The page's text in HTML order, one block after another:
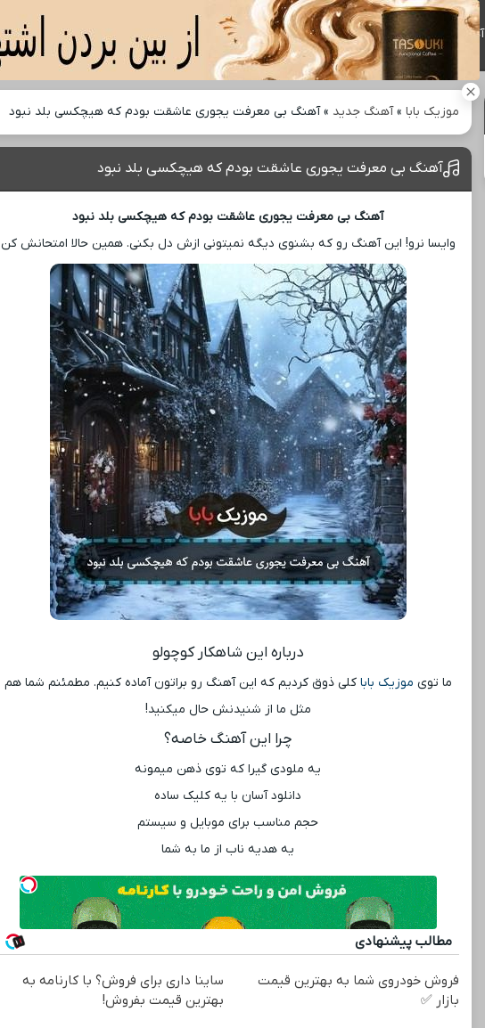
آهنگ های جدید
موزیک بابا »آهنگ جدید »آهنگ بی معرفت یجوری عاشقت بودم که هیچکسی بلد نبود
آهنگ بی معرفت یجوری عاشقت بودم که هیچکسی بلد نبود
آهنگ بی معرفت یجوری عاشقت بودم که هیچکسی بلد نبود
وایسا نرو! این آهنگ رو که بشنوی دیگه نمیتونی ازش دل بکنی. همین حالا امتحانش کن
درباره این شاهکار کوچولو
ما توی موزیک بابا کلی ذوق کردیم که این آهنگ رو براتون آماده کنیم. مطمئنم شما هم
مثل ما از شنیدنش حال میکنید!
چرا این آهنگ خاصه؟
یه ملودی گیرا که توی ذهن میمونه
دانلود آسان با یه کلیک ساده
حجم مناسب برای موبایل و سیستم
یه هدیه ناب از ما به شما
مطالب پیشنهادی
فروش خودروی شما به بهترین قیمت
بازار ✅
ساینا داری برای فروش؟ با کارنامه به
بهترین قیمت بفروش!